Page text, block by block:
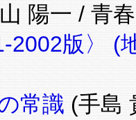
陽一 / 青
版〉 (
常識 (手島